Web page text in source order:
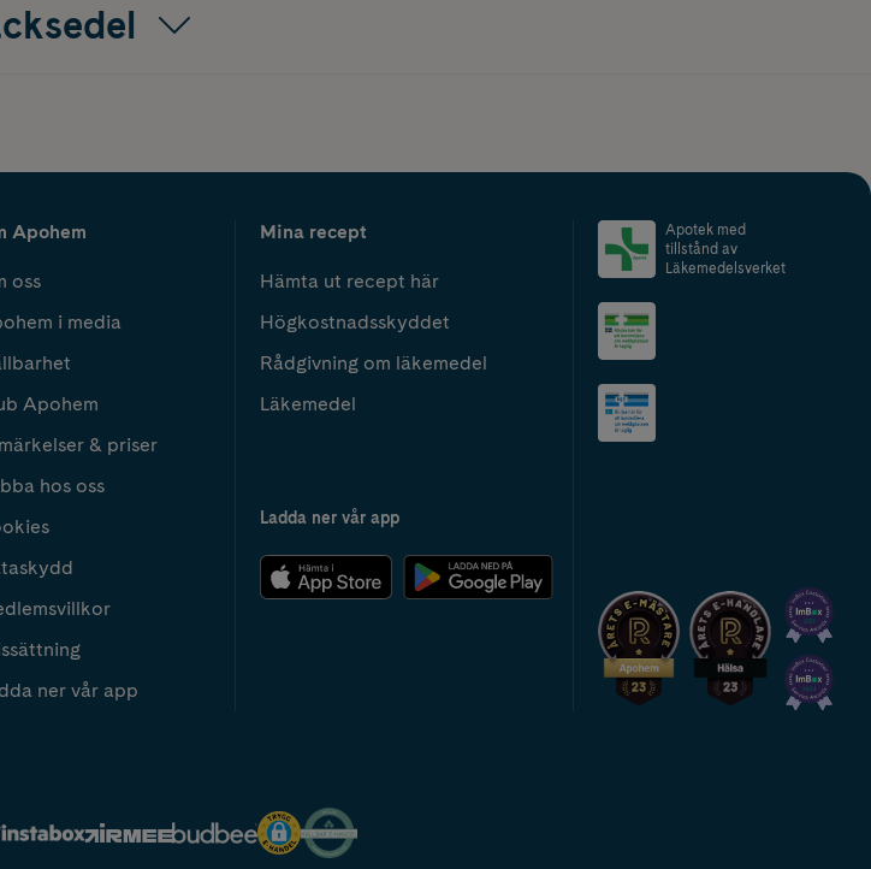
Apohem
oss
i media
Apohem
& priser
hos oss
ner vår app
Mina recept
Hämta ut recept här
Högkostnadsskyddet
Rådgivning om läkemedel
Läkemedel
Ladda ner vår app
Apotek med
tillstånd av
Läkemedelsverket
2024